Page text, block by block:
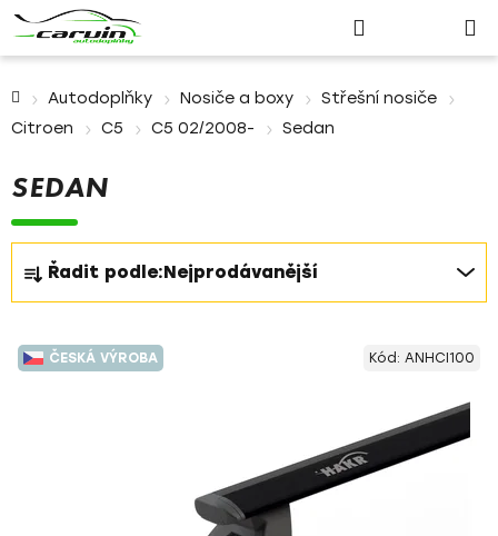
Přihlášení
košík
Autodoplňky Nosiče a boxy
Střešní nosiče
Citroen
C5 C5 02/2008- Sedan
SEDAN
Ř
a
z
e
n
Řadit podle:Nejprodávanější
V
ý
ČESKÁ VÝROBA Kód: ANHCI100